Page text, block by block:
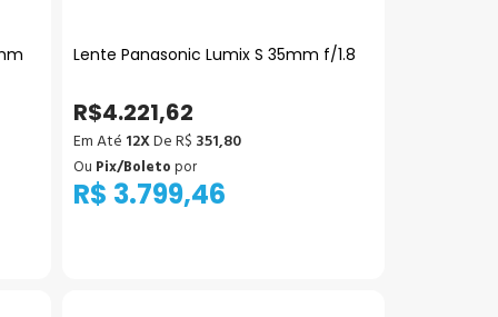
Lente Panasonic Lumix S 35mm f/1.8
R$4.221,62
Em Até 12XDe R$ 351,80
R$ 3.799,46
Ou Pix/Boletopor